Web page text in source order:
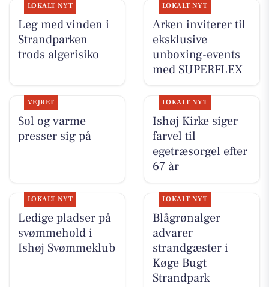
LOKALT NYT
Leg med vinden i
Strandparken
trods algerisiko
LOKALT NYT
Arken inviterer til
eksklusive
unboxing-events
med SUPERFLEX
VEJRET
Sol og varme
presser sig på
LOKALT NYT
Ishøj Kirke siger
farvel til
egetræsorgel efter
67 år
LOKALT NYT
Ledige pladser på
svømmehold i
Ishøj Svømmeklub
LOKALT NYT
Blågrønalger
advarer
strandgæster i
Køge Bugt
Strandpark